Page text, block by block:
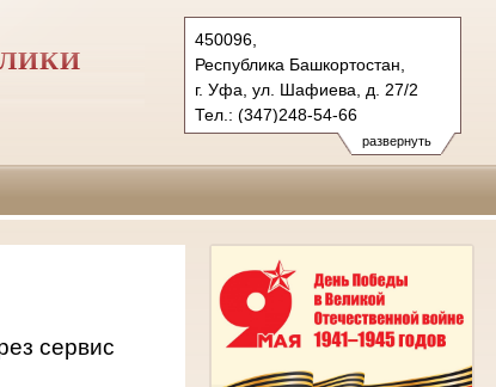
развернуть
450096,
Республика Башкортостан,
г. Уфа, ул. Шафиева, д. 27/2
Тел.: (347)248-54-66
oktiabrsky.bkr@sudrf.ru
схема проезда
сервис